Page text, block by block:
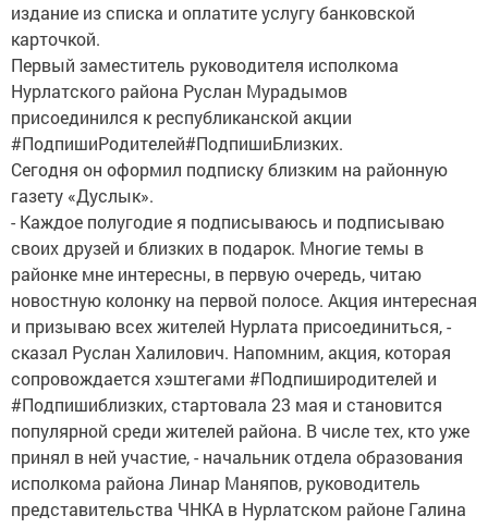
издание из списка и оплатите услугу банковской
карточкой.
Первый заместитель руководителя исполкома
Нурлатского района Руслан Мурадымов
присоединился к республиканской акции
#ПодпишиРодителей#ПодпишиБлизких.
Сегодня он оформил подписку близким на районную
газету «Дуслык».
- Каждое полугодие я подписываюсь и подписываю
своих друзей и близких в подарок. Многие темы в
районке мне интересны, в первую очередь, читаю
новостную колонку на первой полосе. Акция интересная
и призываю всех жителей Нурлата присоединиться, -
сказал Руслан Халилович. Напомним, акция, которая
сопровождается хэштегами #Подпиширодителей и
#Подпишиблизких, стартовала 23 мая и становится
популярной среди жителей района. В числе тех, кто уже
принял в ней участие, - начальник отдела образования
исполкома района Линар Маняпов, руководитель
представительства ЧНКА в Нурлатском районе Галина